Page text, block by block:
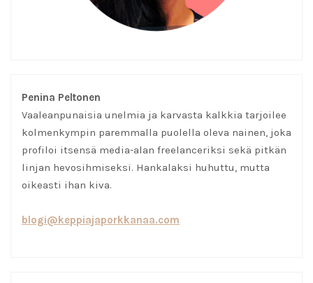
Penina Peltonen
Vaaleanpunaisia unelmia ja karvasta kalkkia tarjoilee
kolmenkympin paremmalla puolella oleva nainen, joka
profiloi itsensä media-alan freelanceriksi sekä pitkän
linjan hevosihmiseksi. Hankalaksi huhuttu, mutta
oikeasti ihan kiva.
blogi@keppiajaporkkanaa.com